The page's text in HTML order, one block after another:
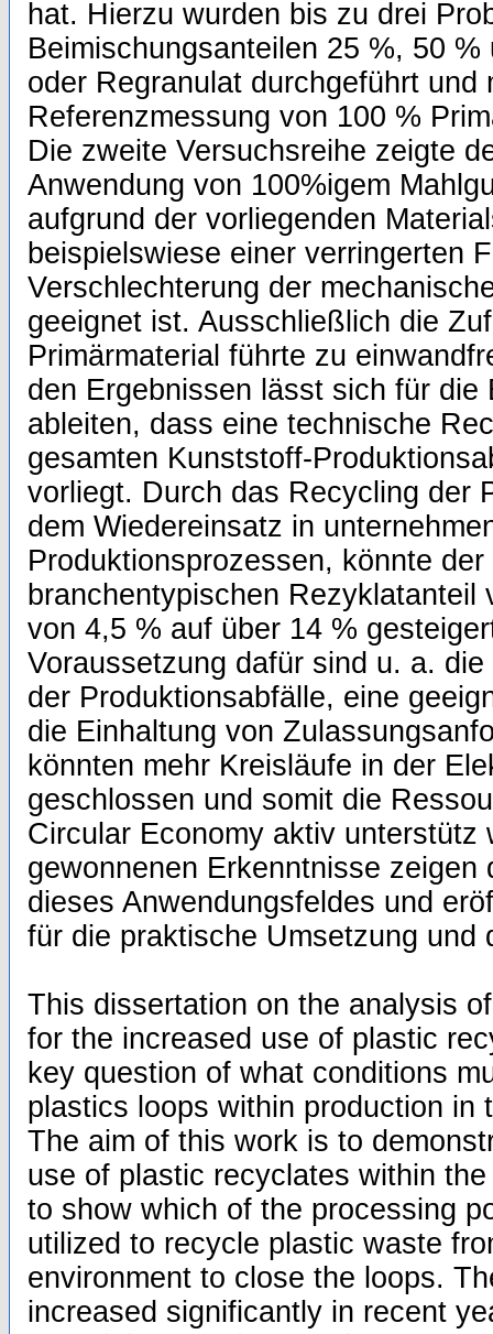
hat. Hierzu wurden bis zu drei
Beimischungsanteilen 25 %, 50
oder Regranulat durchgeführt und
Referenzmessung von 100 %
Die zweite Versuchsreihe zeigte
Anwendung von 100%igem
aufgrund der vorliegenden
beispielswiese einer verringerten
Verschlechterung der
geeignet ist. Ausschließlich die
Primärmaterial führte zu
den Ergebnissen lässt sich für die
ableiten, dass eine technische
gesamten Kunststoff-
vorliegt. Durch das Recycling der
dem Wiedereinsatz in
Produktionsprozessen, könnte der
branchentypischen Rezyklatanteil
von 4,5 % auf über 14 %
Voraussetzung dafür sind u. a.
der Produktionsabfälle, eine
die Einhaltung von
könnten mehr Kreisläufe in der
geschlossen und somit die
Circular Economy aktiv unterstütz
gewonnenen Erkenntnisse zeigen
dieses Anwendungsfeldes und
für die praktische Umsetzung und
This dissertation on the analysis
for the increased use of plastic
key question of what conditions
plastics loops within production in
The aim of this work is to
use of plastic recyclates within
to show which of the processing
utilized to recycle plastic waste
environment to close the loops.
increased significantly in recent